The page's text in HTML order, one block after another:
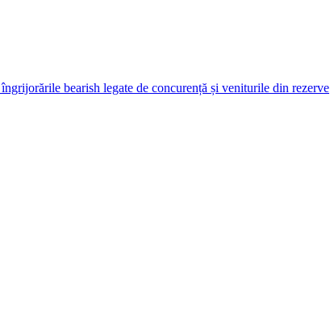
bearish legate de concurență și veniturile din rezerve